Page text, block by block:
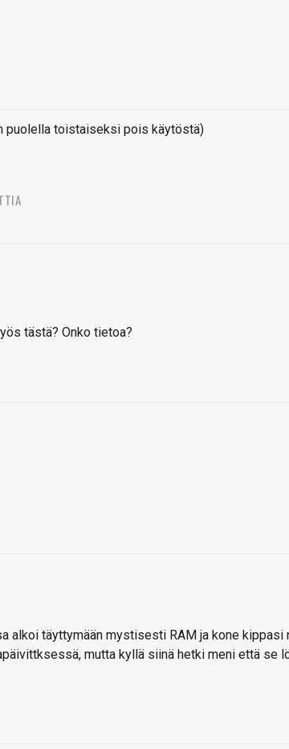
puolella toistaiseksi pois käytöstä)
tästä? Onko tietoa?
alkoi täyttymään mystisesti RAM ja kone kippasi
mutta kyllä siinä hetki meni että se